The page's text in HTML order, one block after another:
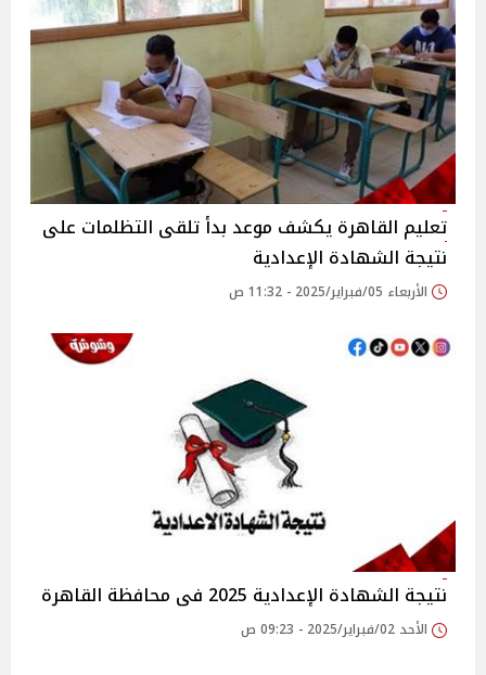
تعليم القاهرة يكشف موعد بدأ تلقى التظلمات على
نتيجة الشهادة الإعدادية
الأربعاء 05/فبراير/2025 - 11:32 ص
نتيجة الشهادة الإعدادية 2025 فى محافظة القاهرة
الأحد 02/فبراير/2025 - 09:23 ص